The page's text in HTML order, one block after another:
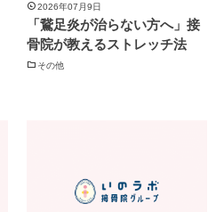
2026年07月9日
「鵞足炎が治らない方へ」接
骨院が教えるストレッチ法
その他